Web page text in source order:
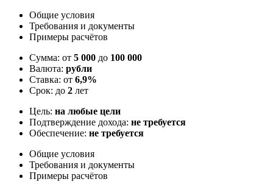
Общие условия
Требования и документы
Примеры расчётов
Сумма: от 5 000 до 100 000
Валюта: рубли
Ставка: от 6,9%
Срок: до 2 лет
Цель: на любые цели
Подтверждение дохода: не требуется
Обеспечение: не требуется
Общие условия
Требования и документы
Примеры расчётов